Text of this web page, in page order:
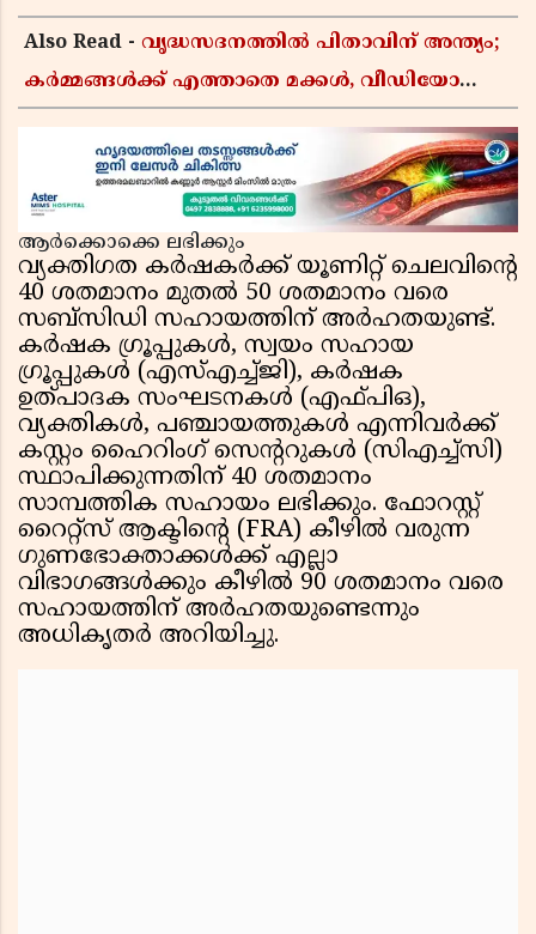
Also Read - വൃദ്ധസദനത്തിൽ പിതാവിന് അന്ത്യം;
കർമ്മങ്ങൾക്ക് എത്താതെ മക്കൾ, വീഡിയോ
ആർക്കൊക്കെ ലഭിക്കും
വ്യക്തിഗത കർഷകർക്ക് യൂണിറ്റ് ചെലവിൻ്റെ
40 ശതമാനം മുതൽ 50 ശതമാനം വരെ
സബ്സിഡി സഹായത്തിന് അർഹതയുണ്ട്.
കർഷക ഗ്രൂപ്പുകൾ, സ്വയം സഹായ
ഗ്രൂപ്പുകൾ (എസ്എച്ച്ജി), കർഷക
ഉത്പാദക സംഘടനകൾ (എഫ്പിഒ),
വ്യക്തികൾ, പഞ്ചായത്തുകൾ എന്നിവർക്ക്
കസ്റ്റം ഹൈറിംഗ് സെൻ്ററുകൾ (സിഎച്ച്സി)
സ്ഥാപിക്കുന്നതിന് 40 ശതമാനം
സാമ്പത്തിക സഹായം ലഭിക്കും. ഫോറസ്റ്റ്
റൈറ്റ്സ് ആക്ടിൻ്റെ (FRA) കീഴിൽ വരുന്ന
ഗുണഭോക്താക്കൾക്ക് എല്ലാ
വിഭാഗങ്ങൾക്കും കീഴിൽ 90 ശതമാനം വരെ
സഹായത്തിന് അർഹതയുണ്ടെന്നും
അധികൃതർ അറിയിച്ചു.